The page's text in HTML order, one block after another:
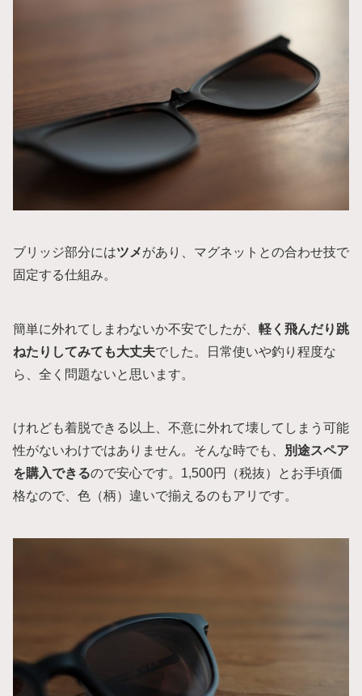
ブリッジ部分にはツメがあり、マグネットとの合わせ技で
固定する仕組み。
簡単に外れてしまわないか不安でしたが、 軽く飛んだり跳
ねたりしてみても大丈夫でした。日常使いや釣り程度な
ら、全く問題ないと思います。
けれども着脱できる以上、不意に外れて壊してしまう可能
性がないわけではありません。そんな時でも、
別途スペア
を購入できるので安心です。1,500円（税抜）とお手頃価
格なので、色（柄）違いで揃えるのもアリです。